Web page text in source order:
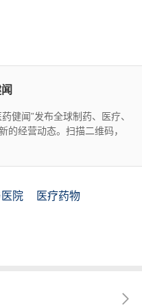
健闻”发布全球制药、医疗、
的经营动态。扫描二维码，
院
医疗药物